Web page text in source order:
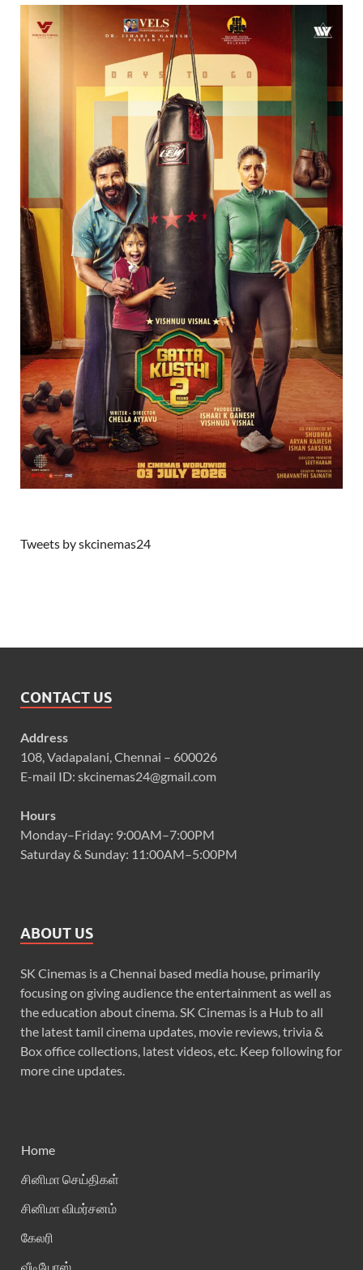
Tweets by skcinemas24
CONTACT US
Address
108, Vadapalani, Chennai – 600026
E-mail ID: skcinemas24@gmail.com
Hours
Monday–Friday: 9:00AM–7:00PM
Saturday & Sunday: 11:00AM–5:00PM
ABOUT US
SK Cinemas is a Chennai based media house, primarily
focusing on giving audience the entertainment as well as
the education about cinema. SK Cinemas is a Hub to all
the latest tamil cinema updates, movie reviews, trivia &
Box office collections, latest videos, etc. Keep following for
more cine updates.
Home
சினிமா செய்திகள்
சினிமா விமர்சனம்
கேலரி
வீடியோஸ்